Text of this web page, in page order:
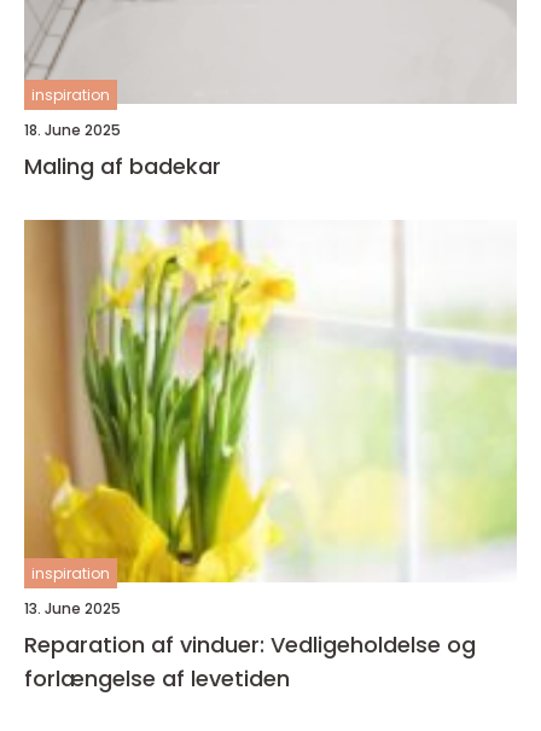
inspiration
18. June 2025
Maling af badekar
inspiration
13. June 2025
Reparation af vinduer: Vedligeholdelse og
forlængelse af levetiden